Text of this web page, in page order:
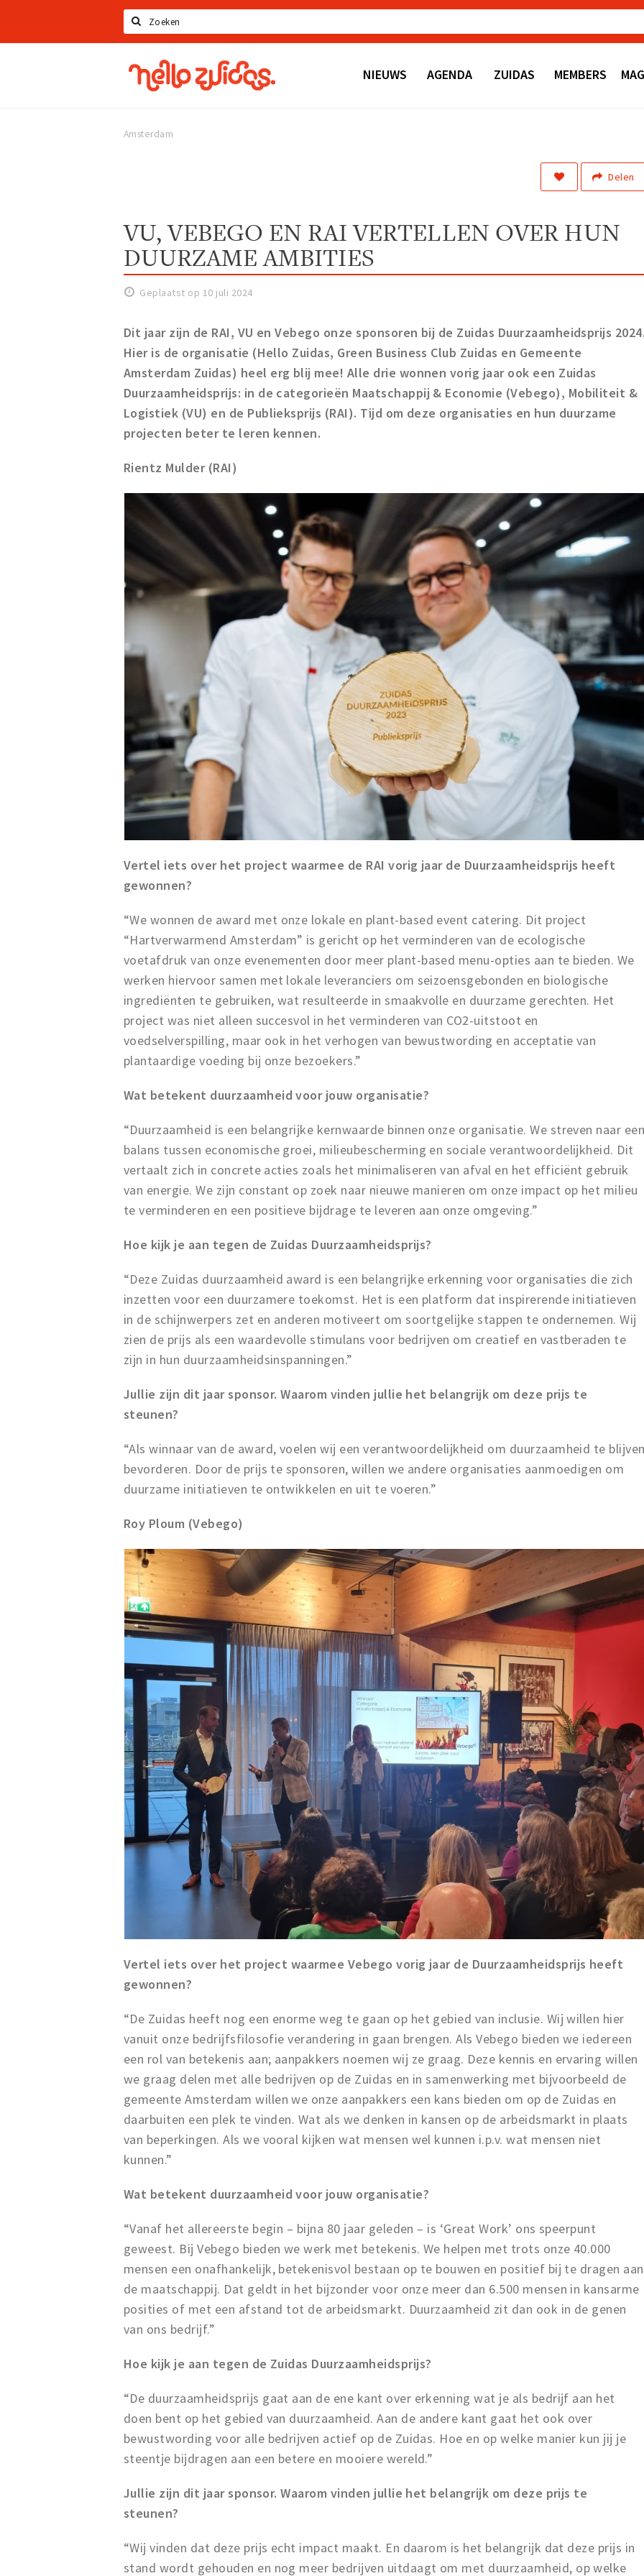
Zoeken
Hello
Zuidas
NIEUWS AGENDA ZUIDAS MEMBERS
Amsterdam
Delen
VU, VEBEGO EN RAI VERTELLEN OVER HUN
DUURZAME AMBITIES
Geplaatst op 10 juli 2024
Dit jaar zijn de RAI, VU en Vebego onze sponsoren bij de Zuidas Duurzaamheidsprijs
Hier is de organisatie (Hello Zuidas, Green Business Club Zuidas en Gemeente
Amsterdam Zuidas) heel erg blij mee! Alle drie wonnen vorig jaar ook een Zuidas
Duurzaamheidsprijs: in de categorieën Maatschappij & Economie (Vebego), Mobiliteit &
Logistiek (VU) en de Publieksprijs (RAI). Tijd om deze organisaties en hun duurzame
projecten beter te leren kennen.
Rientz Mulder (RAI)
Vertel iets over het project waarmee de RAI vorig jaar de Duurzaamheidsprijs heeft
gewonnen?
“We wonnen de award met onze lokale en plant-based event catering. Dit project
“Hartverwarmend Amsterdam” is gericht op het verminderen van de ecologische
voetafdruk van onze evenementen door meer plant-based menu-opties aan te bieden. We
werken hiervoor samen met lokale leveranciers om seizoensgebonden en biologische
ingrediënten te gebruiken, wat resulteerde in smaakvolle en duurzame gerechten. Het
project was niet alleen succesvol in het verminderen van CO2-uitstoot en
voedselverspilling, maar ook in het verhogen van bewustwording en acceptatie van
plantaardige voeding bij onze bezoekers.”
Wat betekent duurzaamheid voor jouw organisatie?
“Duurzaamheid is een belangrijke kernwaarde binnen onze organisatie. We streven naar
balans tussen economische groei, milieubescherming en sociale verantwoordelijkheid. Dit
vertaalt zich in concrete acties zoals het minimaliseren van afval en het efficiënt gebruik
van energie. We zijn constant op zoek naar nieuwe manieren om onze impact op het milieu
te verminderen en een positieve bijdrage te leveren aan onze omgeving.”
Hoe kijk je aan tegen de Zuidas Duurzaamheidsprijs?
“Deze Zuidas duurzaamheid award is een belangrijke erkenning voor organisaties die zich
inzetten voor een duurzamere toekomst. Het is een platform dat inspirerende initiatieven
in de schijnwerpers zet en anderen motiveert om soortgelijke stappen te ondernemen. Wij
zien de prijs als een waardevolle stimulans voor bedrijven om creatief en vastberaden te
zijn in hun duurzaamheidsinspanningen.”
Jullie zijn dit jaar sponsor. Waarom vinden jullie het belangrijk om deze prijs te
steunen?
“Als winnaar van de award, voelen wij een verantwoordelijkheid om duurzaamheid te
bevorderen. Door de prijs te sponsoren, willen we andere organisaties aanmoedigen om
duurzame initiatieven te ontwikkelen en uit te voeren.”
Roy Ploum (Vebego)
Vertel iets over het project waarmee Vebego vorig jaar de Duurzaamheidsprijs heeft
gewonnen?
“De Zuidas heeft nog een enorme weg te gaan op het gebied van inclusie. Wij willen hier
vanuit onze bedrijfsfilosofie verandering in gaan brengen. Als Vebego bieden we iedereen
een rol van betekenis aan; aanpakkers noemen wij ze graag. Deze kennis en ervaring willen
we graag delen met alle bedrijven op de Zuidas en in samenwerking met bijvoorbeeld de
gemeente Amsterdam willen we onze aanpakkers een kans bieden om op de Zuidas en
daarbuiten een plek te vinden. Wat als we denken in kansen op de arbeidsmarkt in plaats
van beperkingen. Als we vooral kijken wat mensen wel kunnen i.p.v. wat mensen niet
kunnen.”
Wat betekent duurzaamheid voor jouw organisatie?
“Vanaf het allereerste begin – bijna 80 jaar geleden – is ‘Great Work’ ons speerpunt
geweest. Bij Vebego bieden we werk met betekenis. We helpen met trots onze 40.000
mensen een onafhankelijk, betekenisvol bestaan op te bouwen en positief bij te dragen aan
de maatschappij. Dat geldt in het bijzonder voor onze meer dan 6.500 mensen in kansarme
posities of met een afstand tot de arbeidsmarkt. Duurzaamheid zit dan ook in de genen
van ons bedrijf.”
Hoe kijk je aan tegen de Zuidas Duurzaamheidsprijs?
“De duurzaamheidsprijs gaat aan de ene kant over erkenning wat je als bedrijf aan het
doen bent op het gebied van duurzaamheid. Aan de andere kant gaat het ook over
bewustwording voor alle bedrijven actief op de Zuidas. Hoe en op welke manier kun jij je
steentje bijdragen aan een betere en mooiere wereld.”
Jullie zijn dit jaar sponsor. Waarom vinden jullie het belangrijk om deze prijs te
steunen?
“Wij vinden dat deze prijs echt impact maakt. En daarom is het belangrijk dat deze prijs in
stand wordt gehouden en nog meer bedrijven uitdaagt om met duurzaamheid, op welke